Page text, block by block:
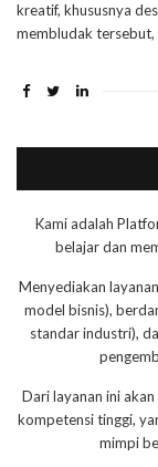
kreatif, khususnya
membludak tersebut,
Kami adalah
belajar dan
Menyediakan
model bisnis),
standar industri),
Dari layanan ini
kompetensi tinggi,
mimpi